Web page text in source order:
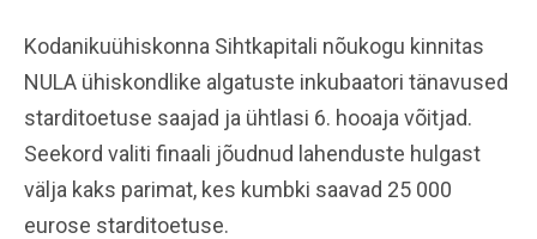
Kodanikuühiskonna Sihtkapitali nõukogu kinnitas
NULA ühiskondlike algatuste inkubaatori tänavused
starditoetuse saajad ja ühtlasi 6. hooaja võitjad.
Seekord valiti finaali jõudnud lahenduste hulgast
välja kaks parimat, kes kumbki saavad 25 000
eurose starditoetuse.